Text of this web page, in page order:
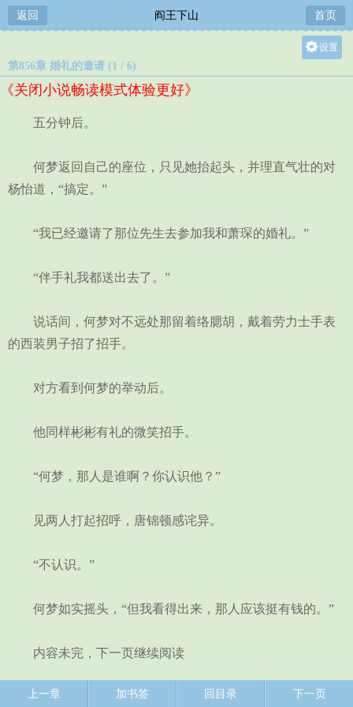
返回 阎王下山 首页
设置
第856章 婚礼的邀请 (1 / 6)
《关闭小说畅读模式体验更好》
五分钟后。
何梦返回自己的座位，只见她抬起头，并理直气壮的对
杨怡道，“搞定。”
“我已经邀请了那位先生去参加我和萧琛的婚礼。”
“伴手礼我都送出去了。”
说话间，何梦对不远处那留着络腮胡，戴着劳力士手表
的西装男子招了招手。
对方看到何梦的举动后。
他同样彬彬有礼的微笑招手。
“何梦，那人是谁啊？你认识他？”
见两人打起招呼，唐锦顿感诧异。
“不认识。”
何梦如实摇头，“但我看得出来，那人应该挺有钱的。”
内容未完，下一页继续阅读
上一章 加书签 回目录 下一页